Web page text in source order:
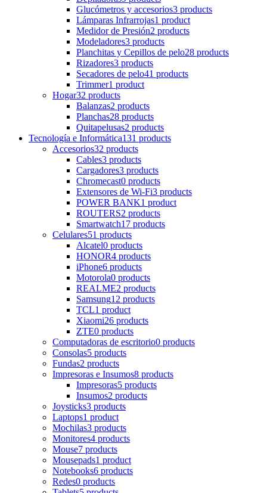
Glucómetros y accesorios3 products
Lámparas Infrarrojas1 product
Medidor de Presión2 products
Modeladores3 products
Planchitas y Cepillos de pelo28 products
Rizadores3 products
Secadores de pelo41 products
Trimmer1 product
Hogar32 products
Balanzas2 products
Planchas28 products
Quitapelusas2 products
Tecnología e Informática131 products
Accesorios32 products
Cables3 products
Cargadores3 products
Chromecast0 products
Extensores de Wi-Fi3 products
POWER BANK1 product
ROUTERS2 products
Smartwatch17 products
Celulares51 products
Alcatel0 products
HONOR4 products
iPhone6 products
Motorola0 products
REALME2 products
Samsung12 products
TCL1 product
Xiaomi26 products
ZTE0 products
Computadoras de escritorio0 products
Consolas5 products
Fundas2 products
Impresoras e Insumos8 products
Impresoras5 products
Insumos2 products
Joysticks3 products
Laptops1 product
Mochilas3 products
Monitores4 products
Mouse7 products
Mousepads1 product
Notebooks6 products
Redes0 products